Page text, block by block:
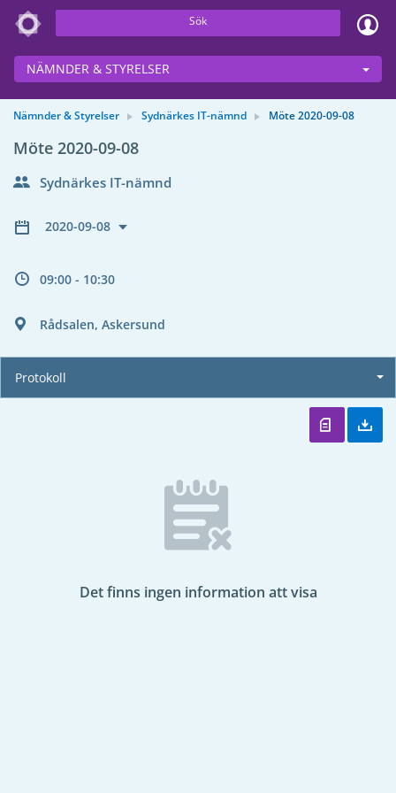
Sök
NÄMNDER & STYRELSER
Nämnder & Styrelser Sydnärkes IT-nämnd Möte 2020-09-08
Möte 2020-09-08
Sydnärkes IT-nämnd
2020-09-08
09:00 - 10:30
Rådsalen, Askersund
Protokoll
Det finns ingen information att visa